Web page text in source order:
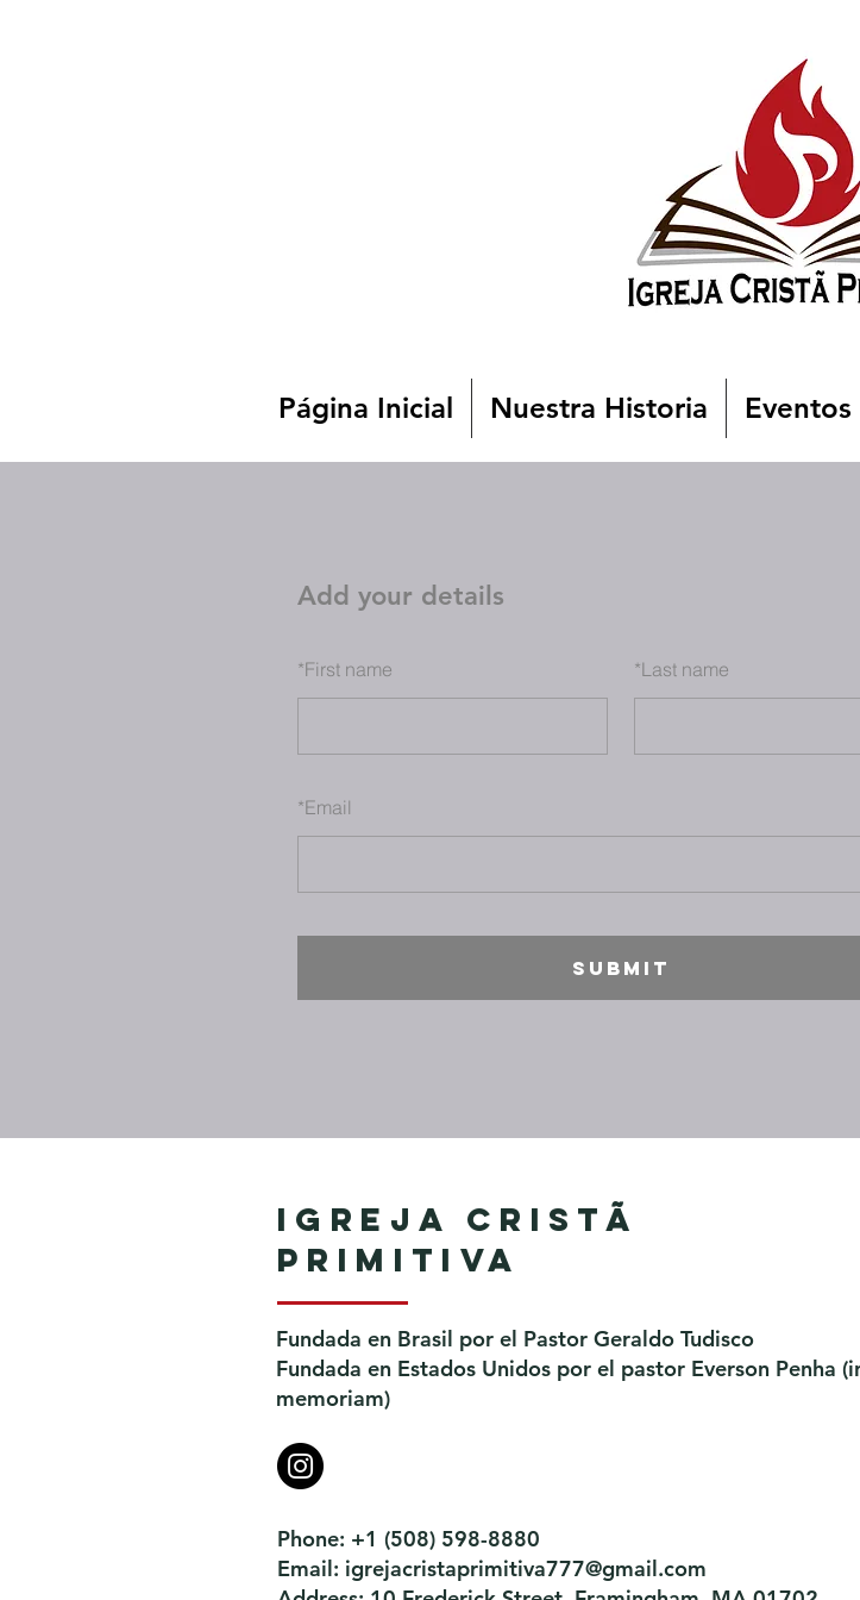
Página Inicial Nuestra Historia Eventos
Add your details
*First name *Last name
*Email
SUBMIT
Igreja Cristã
Primitiva
Fundada en Brasil por el Pastor Geraldo Tudisco
Fundada en Estados Unidos por el pastor Everson Penha
memoriam)
Phone: +1 (508) 598-8880
Email: igrejacristaprimitiva777@gmail.com